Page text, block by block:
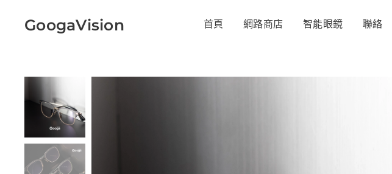
GoogaVision 首頁 網路商店 智能眼鏡 聯絡